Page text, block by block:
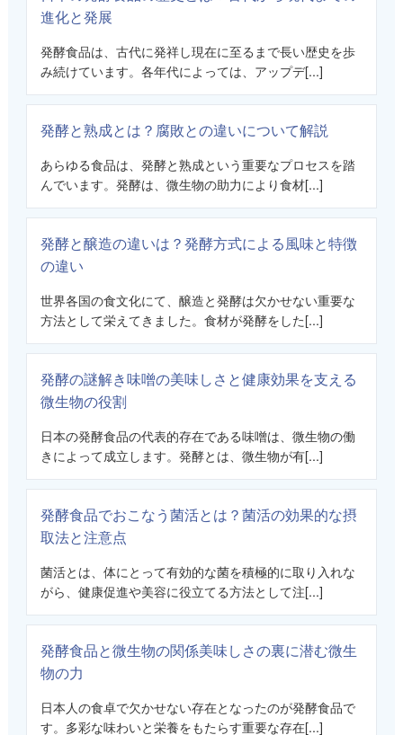
進化と発展
発酵食品は、古代に発祥し現在に至るまで長い歴史を歩
み続けています。各年代によっては、アップデ[...]
発酵と熟成とは？腐敗との違いについて解説
あらゆる食品は、発酵と熟成という重要なプロセスを踏
んでいます。発酵は、微生物の助力により食材[...]
発酵と醸造の違いは？発酵方式による風味と特徴
の違い
世界各国の食文化にて、醸造と発酵は欠かせない重要な
方法として栄えてきました。食材が発酵をした[...]
発酵の謎解き味噌の美味しさと健康効果を支える
微生物の役割
日本の発酵食品の代表的存在である味噌は、微生物の働
きによって成立します。発酵とは、微生物が有[...]
発酵食品でおこなう菌活とは？菌活の効果的な摂
取法と注意点
菌活とは、体にとって有効的な菌を積極的に取り入れな
がら、健康促進や美容に役立てる方法として注[...]
発酵食品と微生物の関係美味しさの裏に潜む微生
物の力
日本人の食卓で欠かせない存在となったのが発酵食品で
す。多彩な味わいと栄養をもたらす重要な存在[...]